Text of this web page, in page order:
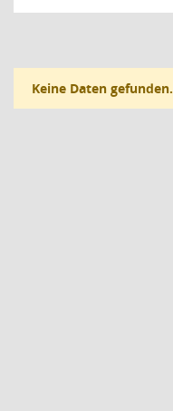
Keine Daten gefunden.